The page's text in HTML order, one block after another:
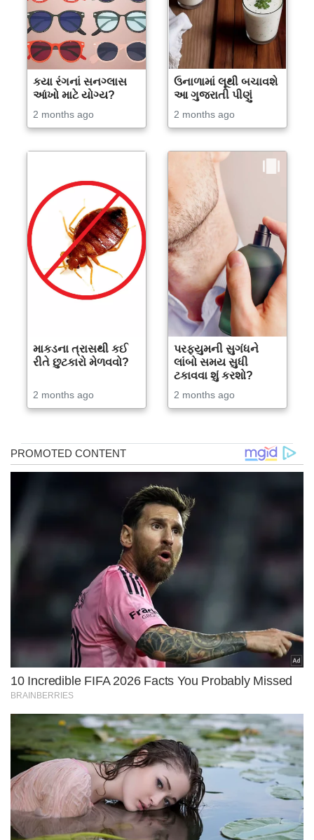
કયા રંગનાં સનગ્લાસ
આંખો માટે યોગ્ય?
2 months ago
ઉનાળામાં લૂથી બચાવશે
આ ગુજરાતી પીણું
2 months ago
માકડના ત્રાસથી કઈ
રીતે છુટકારો મેળવવો?
2 months ago
પરફ્યુમની સુગંધને
લાંબો સમય સુધી
ટકાવવા શું કરશો?
2 months ago